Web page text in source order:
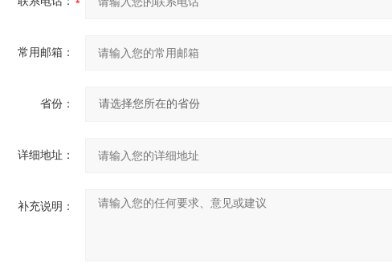
常用邮箱：
省份：
详细地址：
补充说明：